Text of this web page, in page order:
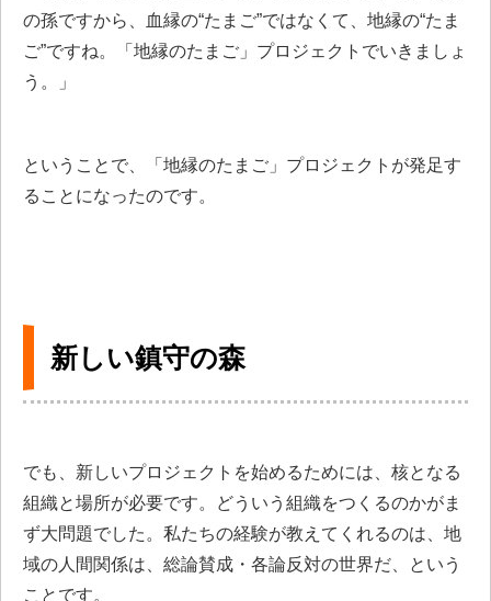
の孫ですから、血縁の“たまご”ではなくて、地縁の“たま
ご”ですね。「地縁のたまご」プロジェクトでいきましょ
う。」
ということで、「地縁のたまご」プロジェクトが発足す
ることになったのです。
新しい鎮守の森
でも、新しいプロジェクトを始めるためには、核となる
組織と場所が必要です。どういう組織をつくるのかがま
ず大問題でした。私たちの経験が教えてくれるのは、地
域の人間関係は、総論賛成・各論反対の世界だ、という
ことです。